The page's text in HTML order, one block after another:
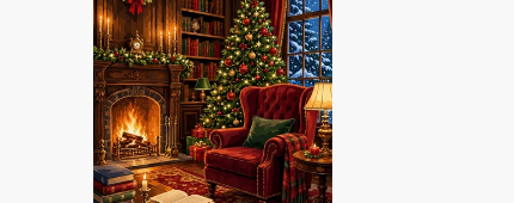
Acogedora
velada
navideña